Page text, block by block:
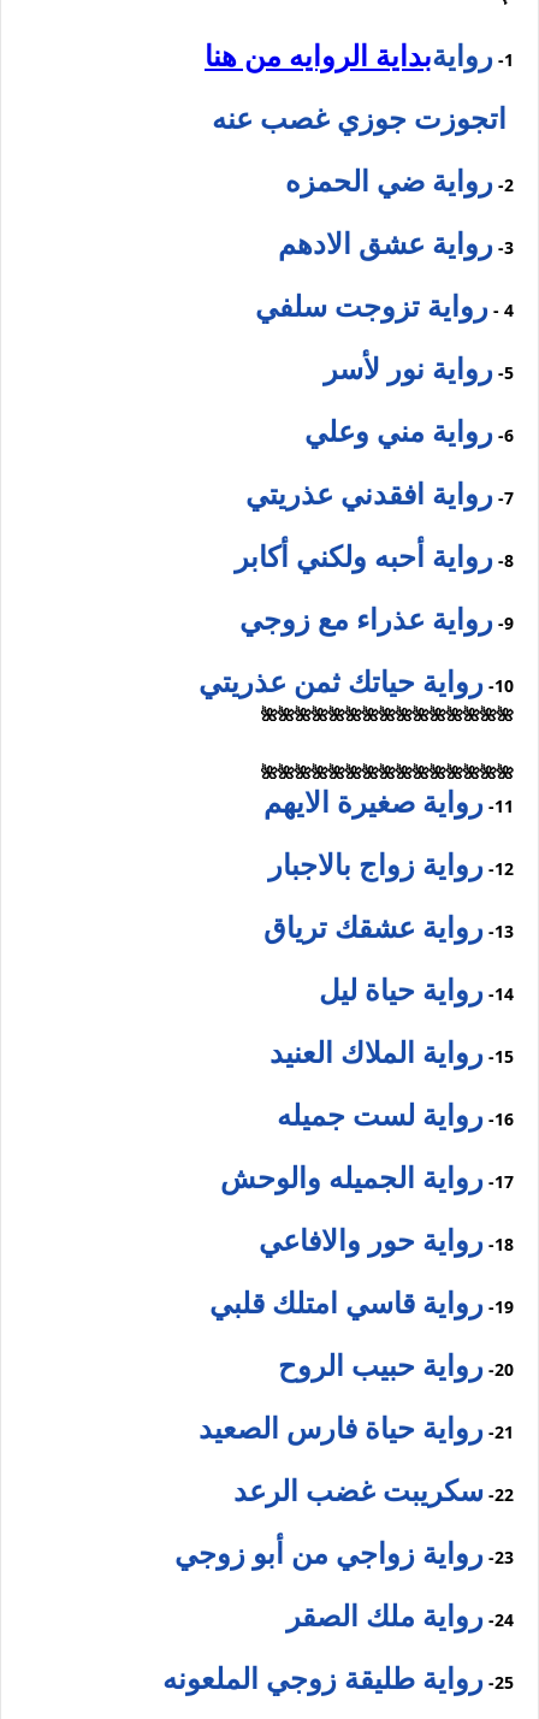
1- روايةبداية الروايه من هنا
اتجوزت جوزي غصب عنه
2- رواية ضي الحمزه
3- رواية عشق الادهم
4 - رواية تزوجت سلفي
5- رواية نور لأسر
6- رواية مني وعلي
7- رواية افقدني عذريتي
8- رواية أحبه ولكني أكابر
9- رواية عذراء مع زوجي
10- رواية حياتك ثمن عذريتي
🌺🌺🌺🌺🌺🌺🌺🌺🌺🌺🌺🌺🌺🌺🌺
🌺🌺🌺🌺🌺🌺🌺🌺🌺🌺🌺🌺🌺🌺🌺
11- رواية صغيرة الايهم
12- رواية زواج بالاجبار
13- رواية عشقك ترياق
14- رواية حياة ليل
15- رواية الملاك العنيد
16- رواية لست جميله
17- رواية الجميله والوحش
18- رواية حور والافاعي
19- رواية قاسي امتلك قلبي
20- رواية حبيب الروح
21- رواية حياة فارس الصعيد
22- سكريبت غضب الرعد
23- رواية زواجي من أبو زوجي
24- رواية ملك الصقر
25- رواية طليقة زوجي الملعونه